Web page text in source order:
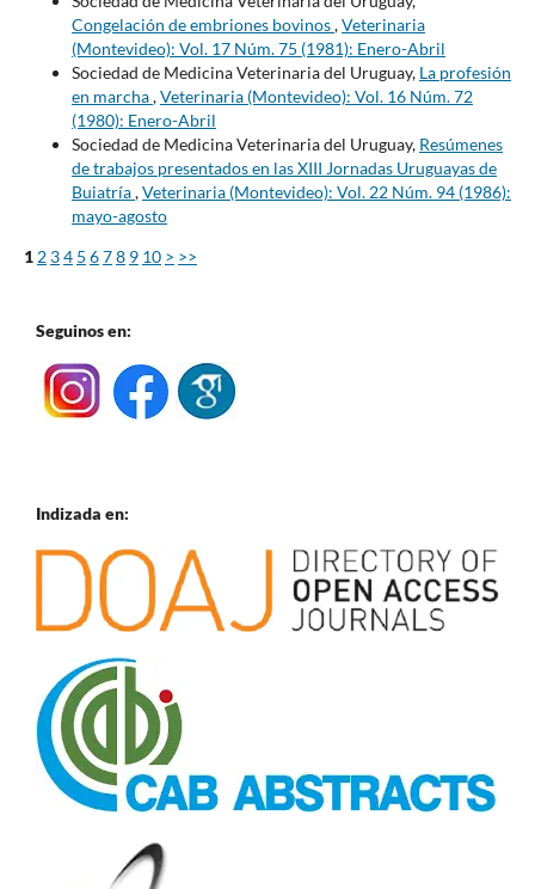
Congelación de embriones bovinos,Veterinaria
(Montevideo): Vol. 17 Núm. 75 (1981): Enero-Abril
Sociedad de Medicina Veterinaria del Uruguay, La profesión
en marcha,Veterinaria (Montevideo): Vol. 16 Núm. 72
(1980): Enero-Abril
Sociedad de Medicina Veterinaria del Uruguay, Resúmenes
de trabajos presentados en las XIII Jornadas Uruguayas de
Buiatría,Veterinaria (Montevideo): Vol. 22 Núm. 94 (1986):
mayo-agosto
1 2 34 5 678 9 10 > >>
Seguinos en:
Indizada en: